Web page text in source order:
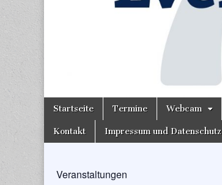
Main
Skip
content
Startseite Termine Webcam
Kontakt Impressum und Datenschutz
Veranstaltungen